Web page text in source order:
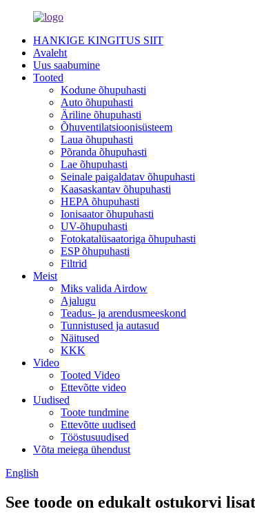
HANKIGE KINGITUS SIIT
Avaleht
Uus saabumine
Tooted
Kodune õhupuhasti
Auto õhupuhasti
Äriline õhupuhasti
Õhuventilatsioonisüsteem
Laua õhupuhasti
Põranda õhupuhasti
Lae õhupuhasti
Seinale paigaldatav õhupuhasti
Kaasaskantav õhupuhasti
HEPA õhupuhasti
Ionisaator õhupuhasti
UV-õhupuhasti
Fotokatalüsaatoriga õhupuhasti
ESP õhupuhasti
Filtrid
Meist
Miks valida Airdow
Ajalugu
Teadus- ja arendusmeeskond
Tunnistused ja autasud
Näitused
KKK
Video
Tooted Video
Ettevõtte video
Uudised
Toote tundmine
Ettevõtte uudised
Tööstusuudised
Võta meiega ühendust
English
See toode on edukalt ostukorvi